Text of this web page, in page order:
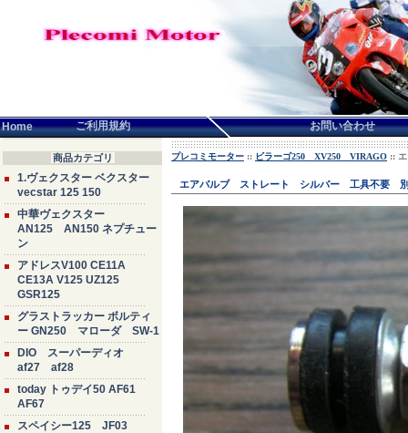
Home ご利用規約 お問い合わせ
商品カテゴリ
1.ヴェクスター ベクスター
vecstar 125 150
中華ヴェクスター
AN125 AN150 ネプチュー
ン
アドレスV100 CE11A
CE13A V125 UZ125
GSR125
グラストラッカー ボルティ
ー GN250 マローダ SW-1
DIO スーパーディオ
af27 af28
today トゥデイ50 AF61
AF67
スペイシー125 JF03
プレコミモーター :: ビラーゴ250 XV250 VIRAGO ::
エアバルブ ストレート シルバー 工具不要